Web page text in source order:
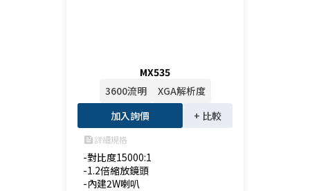
MX535
3600流明
XGA解析度
加入詢價
+ 比較
feed詳細規格
-對比度15000:1
-1.2倍縮放鏡頭
-內建2W喇叭